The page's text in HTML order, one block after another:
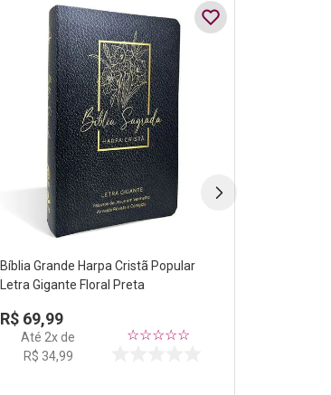
Bíblia Grande Harpa Cristã Popular
Letra Gigante Floral Preta
R$ 69,99
Até 2x de
R$ 34,99
☆☆☆☆☆